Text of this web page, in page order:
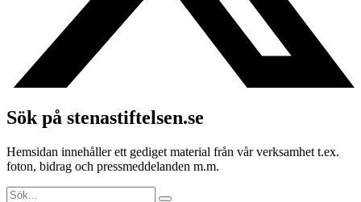
Sök på stenastiftelsen.se
Hemsidan innehåller ett gediget material från vår verksamhet t.ex.
foton, bidrag och pressmeddelanden m.m.